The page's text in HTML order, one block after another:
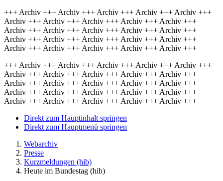
+++ Archiv +++ Archiv +++ Archiv +++ Archiv +++ Archiv +++
Archiv +++ Archiv +++ Archiv +++ Archiv +++ Archiv +++
Archiv +++ Archiv +++ Archiv +++ Archiv +++ Archiv +++
Archiv +++ Archiv +++ Archiv +++ Archiv +++ Archiv +++
Archiv +++ Archiv +++ Archiv +++ Archiv +++ Archiv +++
+++ Archiv +++ Archiv +++ Archiv +++ Archiv +++ Archiv +++
Archiv +++ Archiv +++ Archiv +++ Archiv +++ Archiv +++
Archiv +++ Archiv +++ Archiv +++ Archiv +++ Archiv +++
Archiv +++ Archiv +++ Archiv +++ Archiv +++ Archiv +++
Archiv +++ Archiv +++ Archiv +++ Archiv +++ Archiv +++
Direkt zum Hauptinhalt springen
Direkt zum Hauptmenü springen
Webarchiv
Presse
Kurzmeldungen (hib)
Heute im Bundestag (hib)